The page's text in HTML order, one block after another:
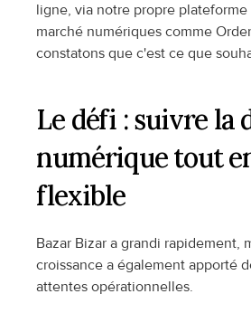
ligne, via notre propre
marché numériques comme
constatons que c'est ce que
Le défi : suivre la
numérique tout
flexible
Bazar Bizar a grandi rapidement,
croissance a également apporté
attentes opérationnelles.